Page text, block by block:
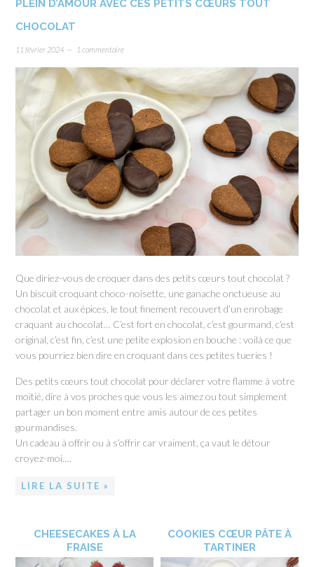
PLEIN D’AMOUR AVEC CES PETITS CŒURS TOUT
CHOCOLAT
11 février 2024 1 commentaire
Que diriez-vous de croquer dans des petits cœurs tout chocolat ?
Un biscuit croquant choco-noisette, une ganache onctueuse au
chocolat et aux épices, le tout finement recouvert d’un enrobage
craquant au chocolat… C’est fort en chocolat, c’est gourmand, c’est
original, c’est fin, c’est une petite explosion en bouche : voilà ce que
vous pourriez bien dire en croquant dans ces petites tueries !
Des petits cœurs tout chocolat pour déclarer votre flamme à votre
moitié, dire à vos proches que vous les aimez ou tout simplement
partager un bon moment entre amis autour de ces petites
gourmandises.
Un cadeau à offrir ou à s’offrir car vraiment, ça vaut le détour
croyez-moi….
LIRE LA SUITE »
CHEESECAKES À LA
FRAISE
COOKIES CŒUR PÂTE À
TARTINER